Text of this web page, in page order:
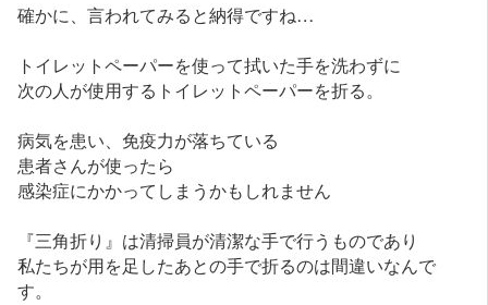
確かに、言われてみると納得ですね…
トイレットペーパーを使って拭いた手を洗わずに
次の人が使用するトイレットペーパーを折る。
病気を患い、免疫力が落ちている
患者さんが使ったら
感染症にかかってしまうかもしれません
『三角折り』は清掃員が清潔な手で行うものであり
私たちが用を足したあとの手で折るのは間違いなんで
す。